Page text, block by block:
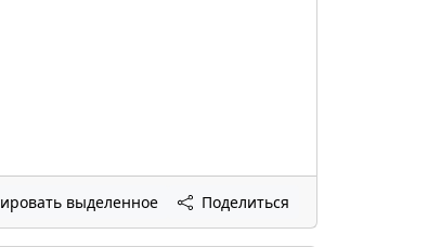
выделенное Поделиться